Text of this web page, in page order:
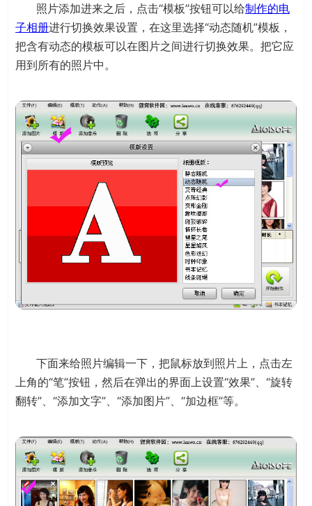
照片添加进来之后，点击“模板”按钮可以给制作的电
子相册进行切换效果设置，在这里选择“动态随机”模板，
把含有动态的模板可以在图片之间进行切换效果。把它应
用到所有的照片中。
下面来给照片编辑一下，把鼠标放到照片上，点击左
上角的“笔”按钮，然后在弹出的界面上设置“效果”、“旋转
翻转”、“添加文字”、“添加图片”、“加边框”等。